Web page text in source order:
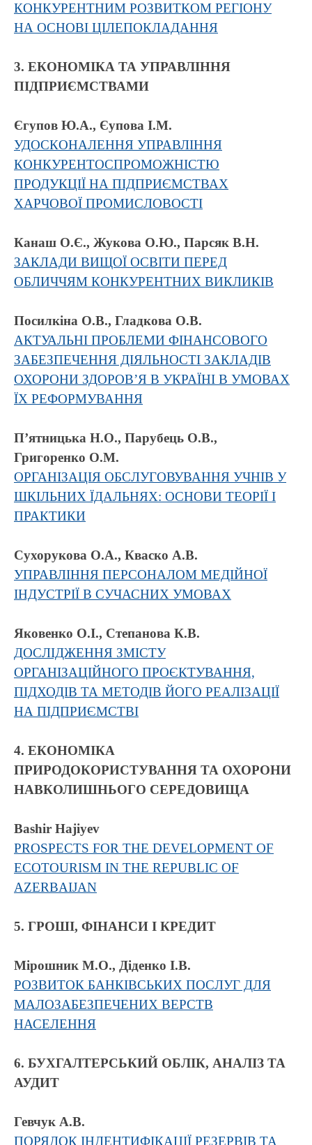
КОНКУРЕНТНИМ РОЗВИТКОМ РЕГІОНУ
НА ОСНОВІ ЦІЛЕПОКЛАДАННЯ
3. ЕКОНОМІКА ТА УПРАВЛІННЯ
ПІДПРИЄМСТВАМИ
Єгупов Ю.А., Єупова І.М.
УДОСКОНАЛЕННЯ УПРАВЛІННЯ
КОНКУРЕНТОСПРОМОЖНІСТЮ
ПРОДУКЦІЇ НА ПІДПРИЄМСТВАХ
ХАРЧОВОЇ ПРОМИСЛОВОСТІ
Канаш О.Є., Жукова О.Ю., Парсяк В.Н.
ЗАКЛАДИ ВИЩОЇ ОСВІТИ ПЕРЕД
ОБЛИЧЧЯМ КОНКУРЕНТНИХ ВИКЛИКІВ
Посилкіна О.В., Гладкова О.В.
АКТУАЛЬНІ ПРОБЛЕМИ ФІНАНСОВОГО
ЗАБЕЗПЕЧЕННЯ ДІЯЛЬНОСТІ ЗАКЛАДІВ
ОХОРОНИ ЗДОРОВ’Я В УКРАЇНІ В УМОВАХ
ЇХ РЕФОРМУВАННЯ
П’ятницька Н.О., Парубець О.В.,
Григоренко О.М.
ОРГАНІЗАЦІЯ ОБСЛУГОВУВАННЯ УЧНІВ У
ШКІЛЬНИХ ЇДАЛЬНЯХ: ОСНОВИ ТЕОРІЇ І
ПРАКТИКИ
Сухорукова О.А., Кваско А.В.
УПРАВЛІННЯ ПЕРСОНАЛОМ МЕДІЙНОЇ
ІНДУСТРІЇ В СУЧАСНИХ УМОВАХ
Яковенко О.І., Степанова К.В.
ДОСЛІДЖЕННЯ ЗМІСТУ
ОРГАНІЗАЦІЙНОГО ПРОЄКТУВАННЯ,
ПІДХОДІВ ТА МЕТОДІВ ЙОГО РЕАЛІЗАЦІЇ
НА ПІДПРИЄМСТВІ
4. ЕКОНОМІКА
ПРИРОДОКОРИСТУВАННЯ ТА ОХОРОНИ
НАВКОЛИШНЬОГО СЕРЕДОВИЩА
Bashir Hajiyev
PROSPECTS FOR THE DEVELOPMENT OF
ECOTOURISM IN THE REPUBLIC OF
AZERBAIJAN
5. ГРОШІ, ФІНАНСИ І КРЕДИТ
Мiрошник М.О., Діденко І.В.
РОЗВИТОК БАНКІВСЬКИХ ПОСЛУГ ДЛЯ
МАЛОЗАБЕЗПЕЧЕНИХ ВЕРСТВ
НАСЕЛЕННЯ
6. БУХГАЛТЕРСЬКИЙ ОБЛІК, АНАЛІЗ ТА
АУДИТ
Гевчук А.В.
ПОРЯДОК ІНДЕНТИФІКАЦІЇ РЕЗЕРВІВ ТА